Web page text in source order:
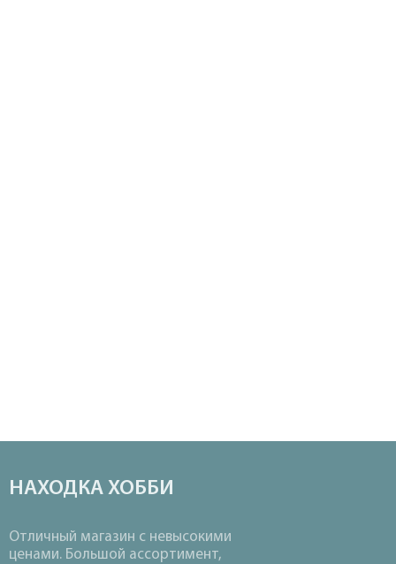
НАХОДКА ХОББИ
Отличный магазин с невысокими
ценами. Большой ассортимент,